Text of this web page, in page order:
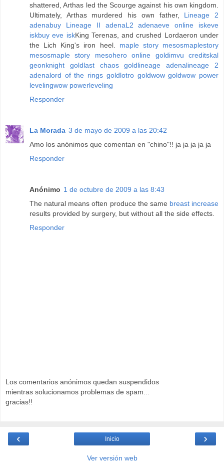
shattered, Arthas led the Scourge against his own kingdom.
Ultimately, Arthas murdered his own father, Lineage 2
adenabuy Lineage II adenaL2 adenaeve online iskeve
iskbuy eve iskKing Terenas, and crushed Lordaeron under
the Lich King's iron heel. maple story mesosmaplestory
mesosmaple story mesohero online goldimvu creditskal
geonknight goldlast chaos goldlineage adenalineage 2
adenalord of the rings goldlotro goldwow goldwow power
levelingwow powerleveling
Responder
La Morada 3 de mayo de 2009 a las 20:42
Amo los anónimos que comentan en "chino"!! ja ja ja ja ja
Responder
Anónimo 1 de octubre de 2009 a las 8:43
The natural means often produce the same breast increase
results provided by surgery, but without all the side effects.
Responder
Los comentarios anónimos quedan suspendidos
mientras solucionamos problemas de spam...
gracias!!
‹ ›
Inicio
Ver versión web